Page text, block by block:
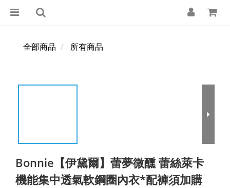
全部商品 所有商品
Bonnie【伊黛爾】蕾夢微醺 蕾絲萊卡
機能集中透氣軟鋼圈內衣*配褲須加購